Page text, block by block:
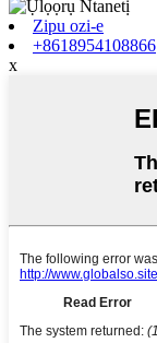
Zipu ozi-e
+8618954108866
x